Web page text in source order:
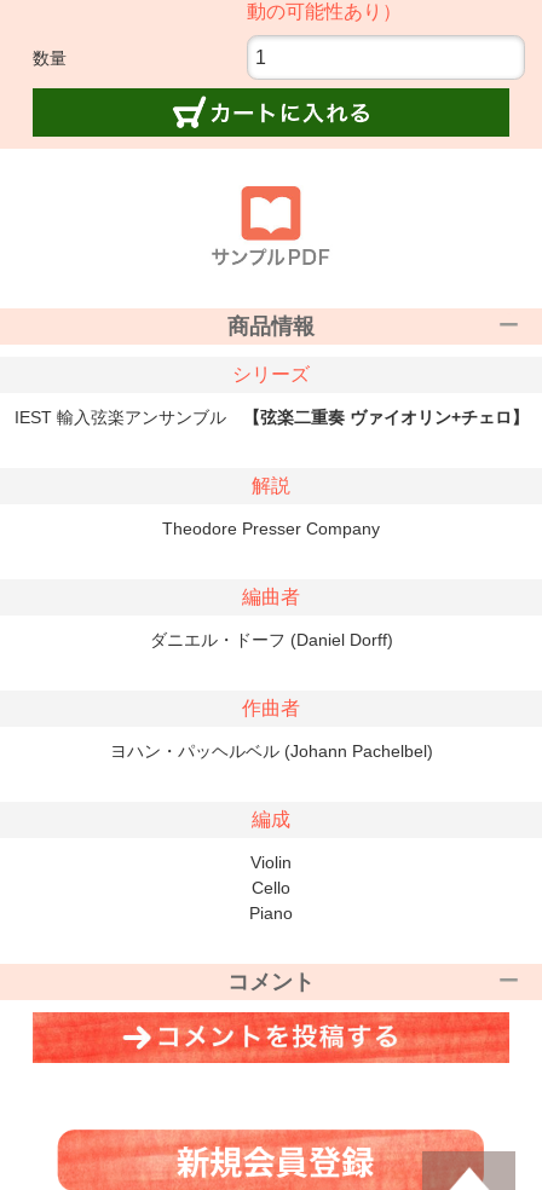
動の可能性あり）
数量
商品情報
シリーズ
IEST 輸入弦楽アンサンブル 【弦楽二重奏 ヴァイオリン+チェロ】
解説
Theodore Presser Company
編曲者
ダニエル・ドーフ (Daniel Dorff)
作曲者
ヨハン・パッヘルベル (Johann Pachelbel)
編成
Violin
Cello
Piano
コメント